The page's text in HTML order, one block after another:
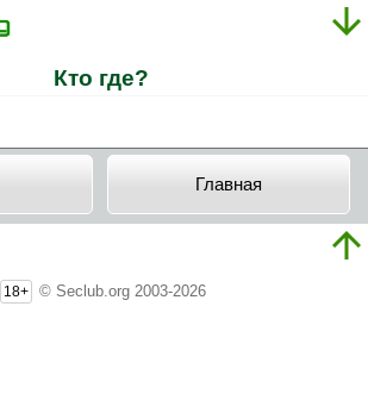
Кто где?
Главная
18+ © Seclub.org 2003-2026